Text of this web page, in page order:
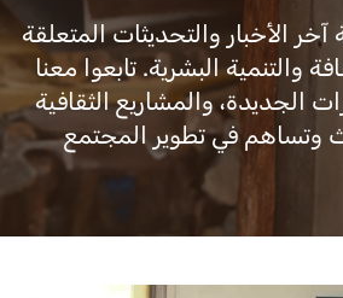
الأخبار والتحديثات المتعلقة
والتنمية البشرية. تابعوا معنا
الجديدة، والمشاريع الثقافية
وتساهم في تطوير المجتمع